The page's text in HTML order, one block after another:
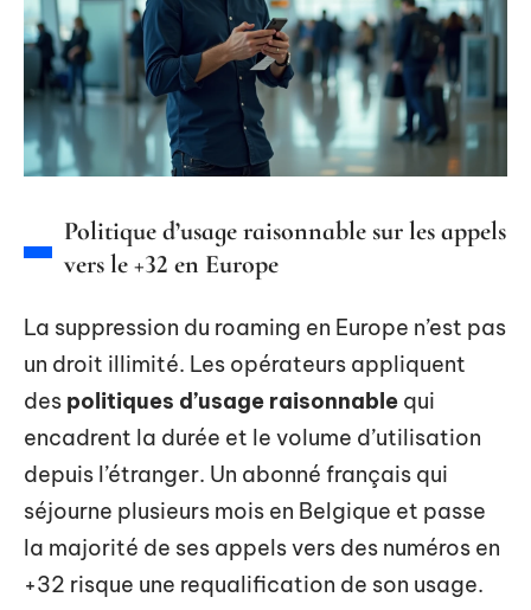
Politique d’usage raisonnable sur les appels
vers le +32 en Europe
La suppression du roaming en Europe n’est pas
un droit illimité. Les opérateurs appliquent
des politiques d’usage raisonnable qui
encadrent la durée et le volume d’utilisation
depuis l’étranger. Un abonné français qui
séjourne plusieurs mois en Belgique et passe
la majorité de ses appels vers des numéros en
+32 risque une requalification de son usage.